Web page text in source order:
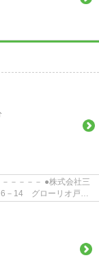
●株式会社三
－14 グローリオ戸越